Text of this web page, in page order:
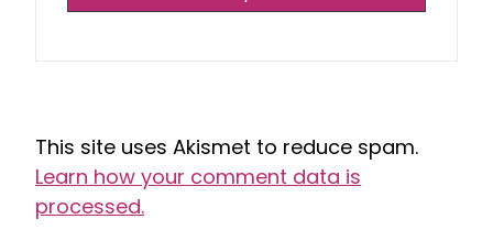
This site uses Akismet to reduce spam.
Learn how your comment data is
processed.